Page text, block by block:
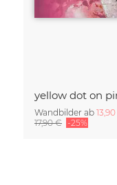
Wandbilder ab
17,90 € -25%